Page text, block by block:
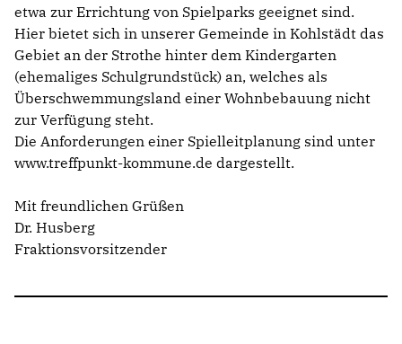
etwa zur Errichtung von Spielparks geeignet sind.
Hier bietet sich in unserer Gemeinde in Kohlstädt das
Gebiet an der Strothe hinter dem Kindergarten
(ehemaliges Schulgrundstück) an, welches als
Überschwemmungsland einer Wohnbebauung nicht
zur Verfügung steht.
Die Anforderungen einer Spielleitplanung sind unter
www.treffpunkt-kommune.de dargestellt.
Mit freundlichen Grüßen
Dr. Husberg
Fraktionsvorsitzender